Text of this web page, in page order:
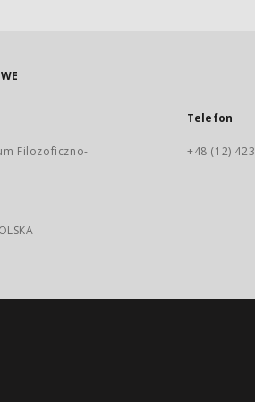
Filozoficzno-
Telefon
+48 (12)